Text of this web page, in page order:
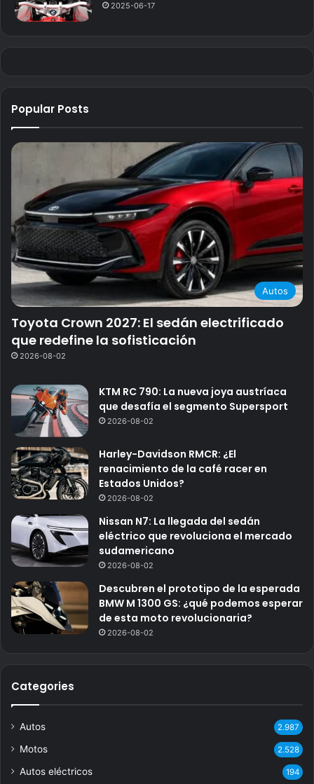
2025-06-17
Popular Posts
Autos
Toyota Crown 2027: El sedán electrificado
que redefine la sofisticación
2026-08-02
KTM RC 790: La nueva joya austríaca
que desafía el segmento Supersport
2026-08-02
Harley-Davidson RMCR: ¿El
renacimiento de la café racer en
Estados Unidos?
2026-08-02
Nissan N7: La llegada del sedán
eléctrico que revoluciona el mercado
sudamericano
2026-08-02
Descubren el prototipo de la esperada
BMW M 1300 GS: ¿qué podemos esperar
de esta moto revolucionaria?
2026-08-02
Categories
Autos 2.987
Motos 2.528
Autos eléctricos 194